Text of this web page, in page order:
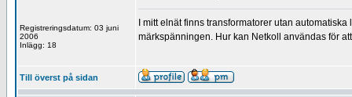
Registreringsdatum: 03 juni
2006
Inlägg: 18
I mitt elnät finns transformatorer utan
märkspänningen. Hur kan Netkoll användas för
Till överst på sidan